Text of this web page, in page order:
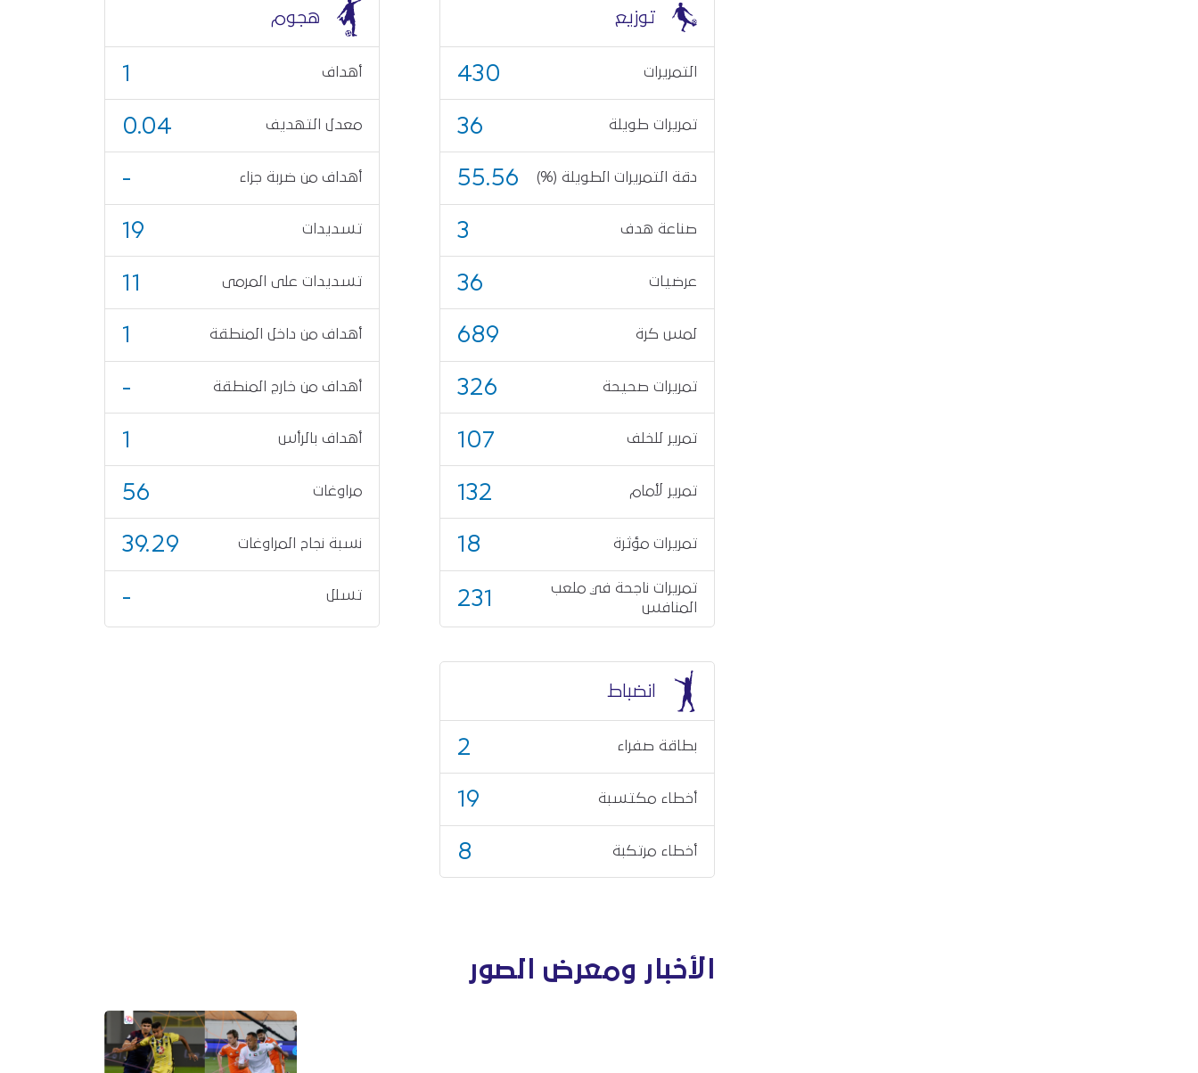
توزيع
التمريرات 430
تمريرات طويلة 36
دقة التمريرات الطويلة (%) 55.56
صناعة هدف 3
عرضيات 36
لمس كرة 689
تمريرات صحيحة 326
تمرير للخلف 107
تمرير لأمام 132
تمريرات مؤثرة 18
تمريرات ناجحة في ملعب
المنافس
231
هجوم
أهداف 1
معدل التهديف 0.04
أهداف من ضربة جزاء -
تسديدات 19
تسديدات على المرمى 11
أهداف من داخل المنطقة 1
أهداف من خارج المنطقة -
أهداف بالرأس 1
مراوغات 56
نسبة نجاح المراوغات 39.29
تسلل -
انضباط
بطاقة صفراء 2
أخطاء مكتسبة 19
أخطاء مرتكبة 8
الأخبار ومعرض الصور